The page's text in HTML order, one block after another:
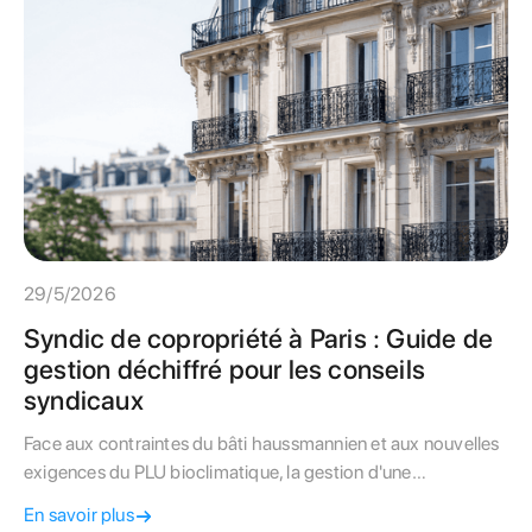
29/5/2026
Syndic de copropriété à Paris : Guide de
gestion déchiffré pour les conseils
syndicaux
Face aux contraintes du bâti haussmannien et aux nouvelles
exigences du PLU bioclimatique, la gestion d'une
En savoir plus